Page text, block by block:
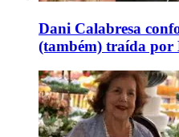
Dani Calabresa
(também) traída por